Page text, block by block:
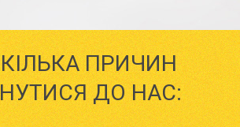
ПРИЧИН
ДО НАС: